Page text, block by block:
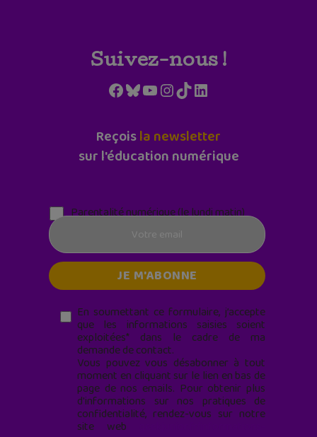
Suivez-nous !
Facebook
Bluesky
YouTube
Instagram
TikTokLinkedIn
Reçoisla newsletter
sur l'éducation numérique
Parentalité numérique (le lundi matin)
En soumettant ce formulaire, j’accepte
que les informations saisies soient
exploitées* dans le cadre de ma
demande de contact.
Vous pouvez vous désabonner à tout
moment en cliquant sur le lien en bas de
page de nos emails. Pour obtenir plus
d'informations sur nos pratiques de
confidentialité, rendez-vous sur notre
site web